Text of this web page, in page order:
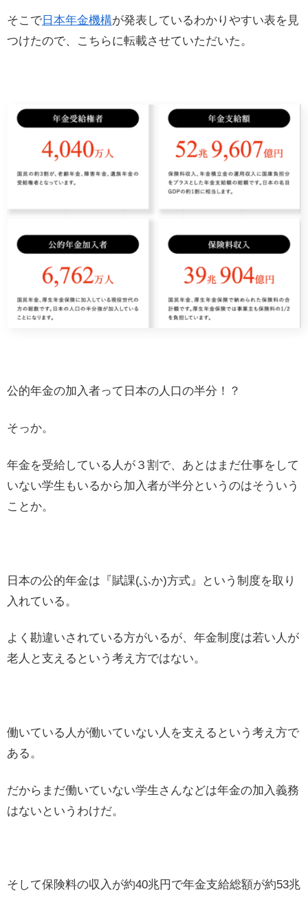
そこで 日本年金機構が発表しているわかりやすい表を見
つけたので、こちらに転載させていただいた。
公的年金の加入者って日本の人口の半分！？
そっか。
年金を受給している人が３割で、あとはまだ仕事をして
いない学生もいるから加入者が半分というのはそういう
ことか。
日本の公的年金は『賦課(ふか)方式』という制度を取り
入れている。
よく勘違いされている方がいるが、年金制度は若い人が
老人と支えるという考え方ではない。
働いている人が働いていない人を支えるという考え方で
ある。
だからまだ働いていない学生さんなどは年金の加入義務
はないというわけだ。
そして保険料の収入が約40兆円で年金支給総額が約53兆